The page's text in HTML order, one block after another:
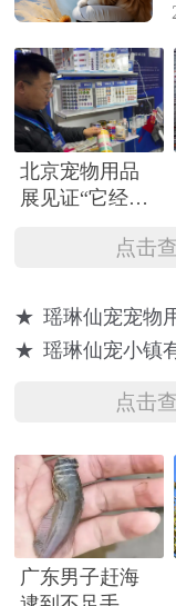
北京宠物用品
展见证“它经济”
点击
★ 瑶琳仙宠宠物用
★ 瑶琳仙宠小镇有宠
点击
广东男子赶海